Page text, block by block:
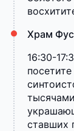
Храм
16:30-
ставших